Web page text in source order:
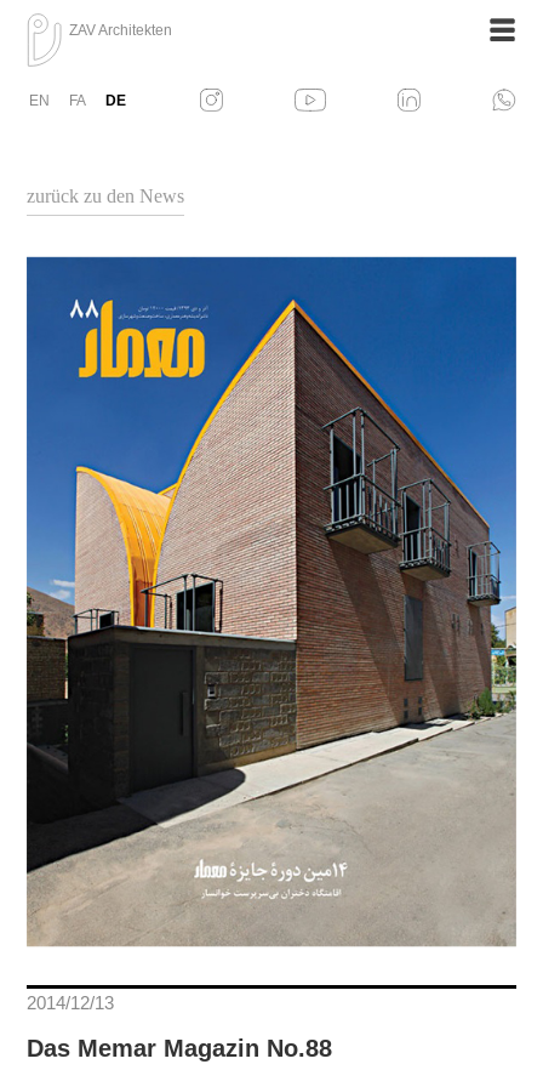
ZAV Architekten
EN FA DE
zurück zu den News
2014/12/13
Das Memar Magazin No.88